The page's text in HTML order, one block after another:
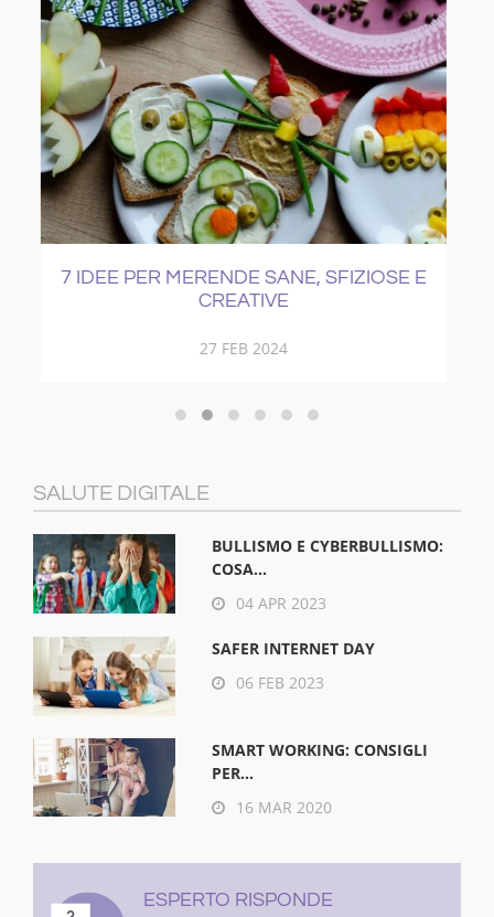
COME CURARE IL RAFFREDDORE
21 NOV 2017
SALUTE DIGITALE
BULLISMO E CYBERBULLISMO:
COSA...
04 APR 2023
SAFER INTERNET DAY
06 FEB 2023
SMART WORKING: CONSIGLI
PER...
16 MAR 2020
ESPERTO RISPONDE